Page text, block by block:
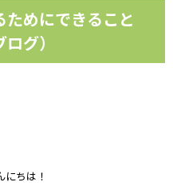
めにできること
グ）
ちは！